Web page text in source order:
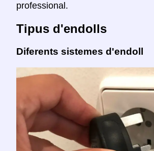
professional.
Tipus d'endolls
Diferents sistemes d'endoll